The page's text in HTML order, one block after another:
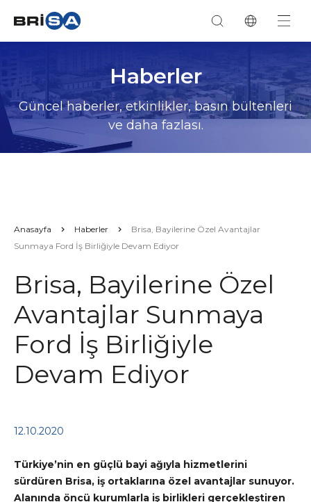
Haberler
Güncel haberler, etkinlikler, basın bültenleri
ve daha fazlası.
Anasayfa Haberler
Brisa, Bayilerine Özel Avantajlar
Sunmaya Ford İş Birliğiyle Devam Ediyor
Brisa, Bayilerine Özel
Avantajlar Sunmaya
Ford İş Birliğiyle
Devam Ediyor
12.10.2020
Türkiye’nin en güçlü bayi ağıyla hizmetlerini
sürdüren Brisa, iş ortaklarına özel avantajlar sunuyor.
Alanında öncü kurumlarla iş birlikleri gerçekleştiren